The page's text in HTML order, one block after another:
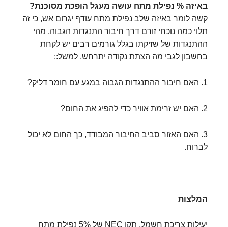
באיזה % נפילת מתח עושה מעגל הופכת מסוכנת?
קשה לומר באיזה שלב נפילת מתח עודף יגרום אש, כי זה
תלוי כמה נוכחי זורם דרך חיבור התנגדות הגבוה, מהי
ההתנגדות של שזיקתו בגלל גורמים רבים יש לקחת
בחשבון לגבי מה הצתת נקודה יתרחש, למשל::
1. האם חיבור ההתנגדות הגבוה במגע עם חומר דליק?
2. האם יש זרימת אוויר כדי להפיג את החום?
3. האם האזור סביב החיבור המבודד, כך החום לא יכול
לברוח.
המלצות
יעילות צריכת חשמל, תקן NEC של 5% נפילת מתח